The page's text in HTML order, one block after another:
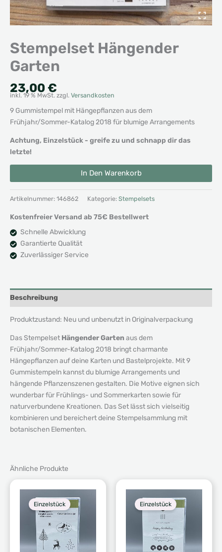
Stempelset Hängender
Garten
23,00 €
inkl. 19 % MwSt. zzgl. Versandkosten
9 Gummistempel mit Hängepflanzen aus dem
Frühjahr/Sommer-Katalog 2018 für blumige Arrangements
Achtung, Einzelstück - greife zu und schnapp dir das
letzte!
Stempelset
Menge
In Den Warenkorb
Alternative:
Artikelnummer: 146862 Kategorie: Stempelsets
Kostenfreier Versand ab 75€ Bestellwert
Schnelle Abwicklung
Garantierte Qualität
Zuverlässiger Service
Beschreibung
Produktzustand: Neu und unbenutzt in Originalverpackung
Das Stempelset Hängender Gartenaus dem
Frühjahr/Sommer-Katalog 2018 bringt charmante
Hängepflanzen auf deine Karten und Bastelprojekte. Mit 9
Gummistempeln kannst du blumige Arrangements und
hängende Pflanzenszenen gestalten. Die Motive eignen sich
wunderbar für Frühlings- und Sommerkarten sowie für
naturverbundene Kreationen. Das Set lässt sich vielseitig
kombinieren und bereichert deine Stempelsammlung mit
botanischen Elementen.
Ähnliche Produkte
Einzelstück Einzelstück